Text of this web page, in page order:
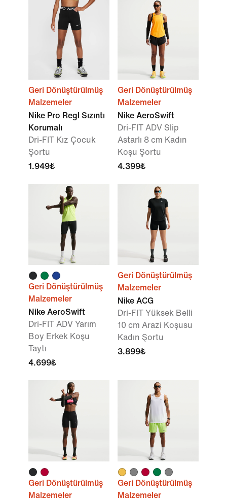
Geri Dönüştürülmüş
Malzemeler
Nike Pro Regl Sızıntı
Korumalı
Dri-FIT Kız Çocuk
Şortu
1.949₺
Geri Dönüştürülmüş
Malzemeler
Nike AeroSwift
Dri-FIT ADV Slip
Astarlı 8 cm Kadın
Koşu Şortu
4.399₺
Geri Dönüştürülmüş
Malzemeler
Nike AeroSwift
Dri-FIT ADV Yarım
Boy Erkek Koşu
Taytı
4.699₺
Geri Dönüştürülmüş
Malzemeler
Nike ACG
Dri-FIT Yüksek Belli
10 cm Arazi Koşusu
Kadın Şortu
3.899₺
Geri Dönüştürülmüş
Malzemeler
Geri Dönüştürülmüş
Malzemeler